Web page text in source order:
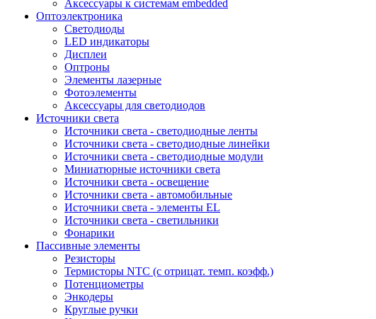
Аксессуары к системам embedded
Oптоэлектроника
Светодиоды
LED индикаторы
Дисплеи
Оптроны
Элементы лазерные
Фотоэлементы
Аксессуары для светодиодов
Источники света
Источники света - светодиодные ленты
Источники света - светодиодные линейки
Источники света - светодиодные модули
Миниатюрные источники света
Источники света - освещение
Источники света - автомобильные
Источники света - элементы EL
Источники света - светильники
Фонарики
Пассивные элементы
Резисторы
Термисторы NTC (с отрицат. темп. коэфф.)
Потенциометры
Энкодеры
Круглые ручки